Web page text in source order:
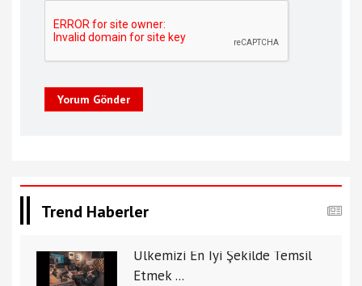
Yorum Gönder
Trend Haberler
Ülkemizi En İyi Şekilde Temsil
Etmek ...